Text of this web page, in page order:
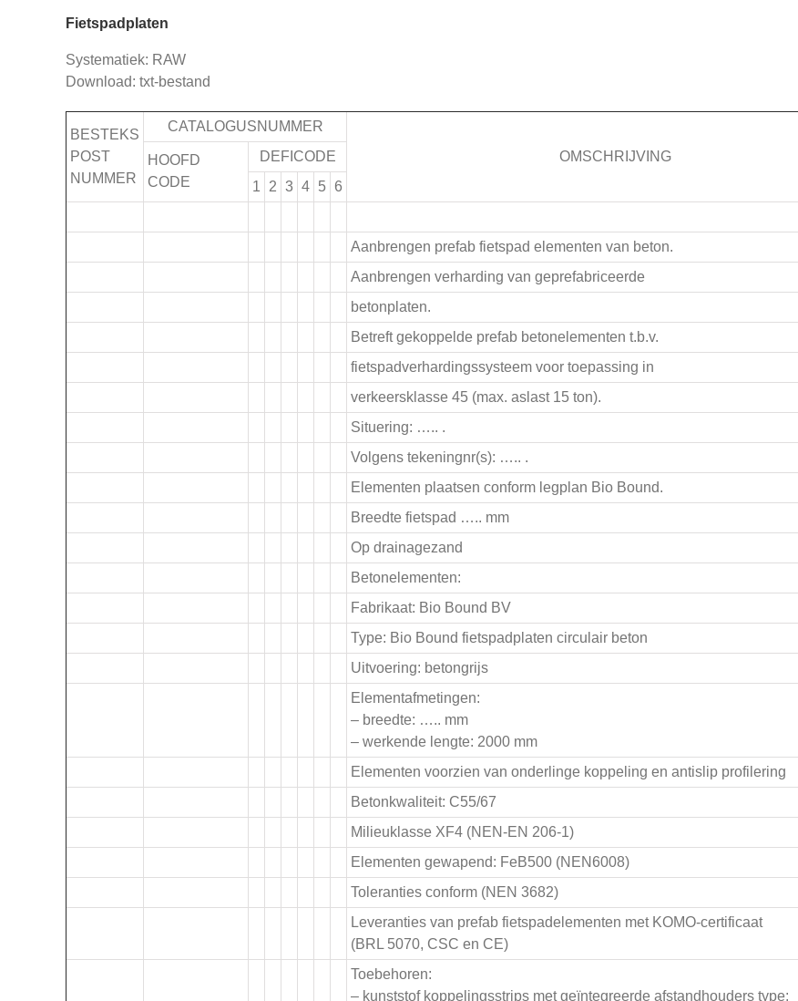
Fietspadplaten
Systematiek: RAW
Download: txt-bestand
BESTEKS
POST
NUMMER
CATALOGUSNUMMER
OMSCHRIJVING
HOOFD
CODE
DEFICODE
1
2 3 4 5 6
Aanbrengen prefab fietspad elementen van beton.
Aanbrengen verharding van geprefabriceerde
betonplaten.
Betreft gekoppelde prefab betonelementen t.b.v.
fietspadverhardingssysteem voor toepassing in
verkeersklasse 45 (max. aslast 15 ton).
Situering: ….. .
Volgens tekeningnr(s): ….. .
Elementen plaatsen conform legplan Bio Bound.
Breedte fietspad ….. mm
Op drainagezand
Betonelementen:
Fabrikaat: Bio Bound BV
Type: Bio Bound fietspadplaten circulair beton
Uitvoering: betongrijs
Elementafmetingen:
– breedte: ….. mm
– werkende lengte: 2000 mm
Elementen voorzien van onderlinge koppeling en antislip profilering
Betonkwaliteit: C55/67
Milieuklasse XF4 (NEN-EN 206-1)
Elementen gewapend: FeB500 (NEN6008)
Toleranties conform (NEN 3682)
Leveranties van prefab fietspadelementen met KOMO-certificaat
(BRL 5070, CSC en CE)
Toebehoren:
– kunststof koppelingsstrips met geïntegreerde afstandhouders type: